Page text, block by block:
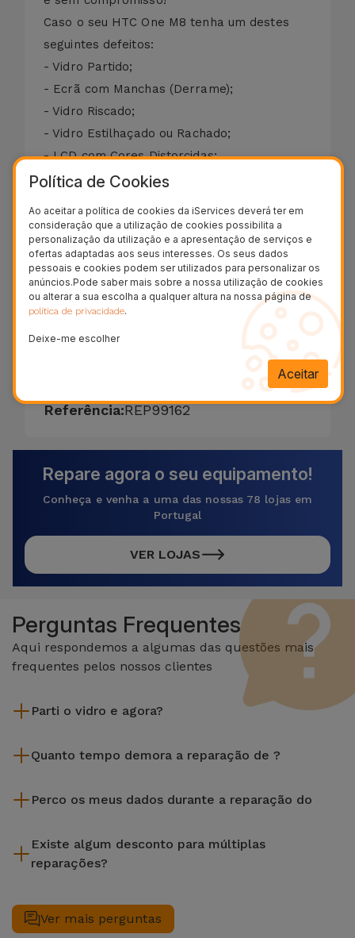
Caso o seu HTC One M8 tenha um destes
seguintes defeitos:
- Vidro Partido;
- Ecrã com Manchas (Derrame);
- Vidro Riscado;
- Vidro Estilhaçado ou Rachado;
- LCD com Cores Distorcidas;
- Ecrã Preto;
- Touch Descalibrado ou sem Resposta.
Efetuamos a reparação do ecrã do HTC One
M8 em apenas 20 minutos. A garantia da
substituição do vidro do HTC One M8 é de
dois anos nas funções Touch e LCD.
89,95 € - IVA incluído.
Referência:REP99162
Repare agora o seu equipamento!
Conheça e venha a uma das nossas 78 lojas em
Portugal
VER LOJAS
Perguntas Frequentes
Aqui respondemos a algumas das questões mais
frequentes pelos nossos clientes
Parti o vidro e agora?
a loja mais próxima de si.
Quanto tempo demora a reparação de ?
efetuada em aproximadamente 20 a 30 minutos.
Perco os meus dados durante a reparação do
sempre recomendável fazer um backup. A página também
menciona um serviço de Passagem de Dados (29,95 €) caso
Existe algum desconto para múltiplas
reparações?
seu equipamento. Caso o seu necessite de duas ou mais
intervenções técnicas realizadas em simultâneo, aplicamos
Ver mais perguntas
Política de Cookies
Ao aceitar a política de cookies da iServices deverá ter em
consideração que a utilização de cookies possibilita a
personalização da utilização e a apresentação de serviços e
ofertas adaptadas aos seus interesses. Os seus dados
pessoais e cookies podem ser utilizados para personalizar os
anúncios.Pode saber mais sobre a nossa utilização de cookies
ou alterar a sua escolha a qualquer altura na nossa página de
política de privacidade.
Deixe-me escolher
Aceitar